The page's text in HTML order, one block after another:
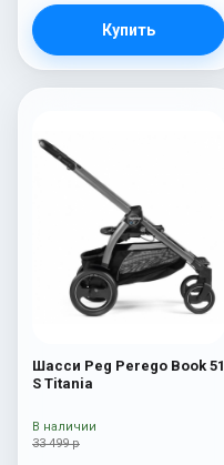
Купить
Шасси Peg Perego Book 51
S Titania
33 499 р
В наличии